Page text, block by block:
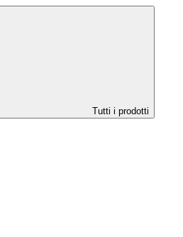
Tutti i prodotti